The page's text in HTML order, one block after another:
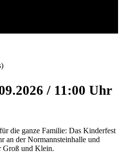
/ 11:00 Uhr
die ganze Familie: Das Kinderfest
an der Normannsteinhalle und
Groß und Klein.